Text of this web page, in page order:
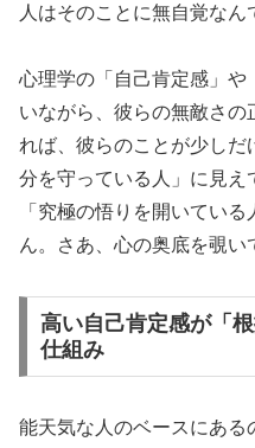
人はそのことに無自覚なん
心理学の「自己肯定感」や
いながら、彼らの無敵さ
れば、彼らのことが少しだ
分を守っている人」に見え
「究極の悟りを開いてい
ん。さあ、心の奥底を覗い
高い自己肯定感が「
仕組み
能天気な人のベースにあ